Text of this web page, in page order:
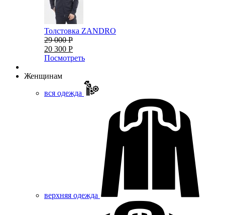
Толстовка ZANDRO
29 000 Р
20 300 Р
Посмотреть
Женщинам
вся одежда
верхняя одежда